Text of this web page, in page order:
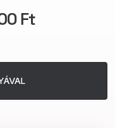
Ft